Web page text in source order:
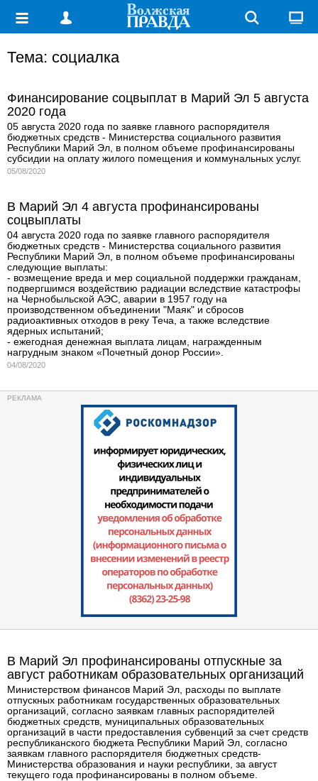
Тема: социалка
Финансирование соцвыплат в Марий Эл 5 августа
2020 года
05 августа 2020 года по заявке главного распорядителя
бюджетных средств - Министерства социального развития
Республики Марий Эл, в полном объеме профинансированы
субсидии на оплату жилого помещения и коммунальных услуг.
05/08/2020
В Марий Эл 4 августа профинансированы
соцвыплаты
04 августа 2020 года по заявке главного распорядителя
бюджетных средств - Министерства социального развития
Республики Марий Эл, в полном объеме профинансированы
следующие выплаты:
- возмещение вреда и мер социальной поддержки гражданам,
подвергшимся воздействию радиации вследствие катастрофы
на Чернобыльской АЭС, аварии в 1957 году на
производственном объединении "Маяк" и сбросов
радиоактивных отходов в реку Теча, а также вследствие
ядерных испытаний;
- ежегодная денежная выплата лицам, награжденным
нагрудным знаком «Почетный донор России».
04/08/2020
В Марий Эл профинансированы отпускные за
август работникам образовательных организаций
Министерством финансов Марий Эл, расходы по выплате
отпускных работникам государственных образовательных
организаций, согласно заявкам главных распорядителей
бюджетных средств, муниципальных образовательных
организаций в части предоставления субвенций за счет средств
республиканского бюджета Республики Марий Эл, согласно
заявкам главного распорядителя бюджетных средств-
Министерства образования и науки республики, за август
текущего года профинансированы в полном объеме.